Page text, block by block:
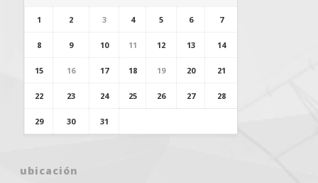
1 2 3 4 5 6 7
8 9 10 11 12 13 14
15 16 17 18 19 20 21
22 23 24 25 26 27 28
29 30 31
ubicación